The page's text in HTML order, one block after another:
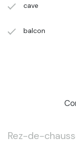
cave
balcon
Rez-de-